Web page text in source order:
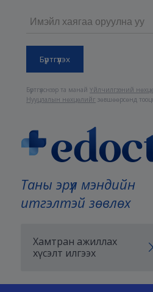
Таны эрүүл мэндийн
итгэлтэй зөвлөх
Хамтран ажиллах
хүсэлт илгээх
Бүртгүүлснээр та манайҮйлчилгээний
Нууцлалын нөхцөлийг зөвшөөрсөнд